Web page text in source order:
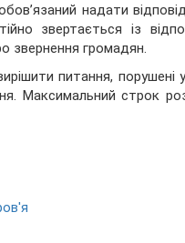
надати
звертається із
звернення громадян.
питання, порушені
Максимальний строк